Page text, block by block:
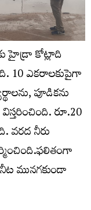
హైడ్రా కోట్లాది
10 ఎకరాలకుపైగా
పూడికను
రూ.20
వరద నీరు
మునగకుండా